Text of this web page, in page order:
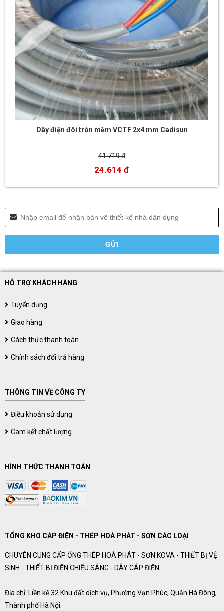
Dây điện đôi tròn mềm VCTF 2x4 mm Cadisun
41.719 đ
24.614 đ
HỖ TRỢ KHÁCH HÀNG
Tuyển dụng
Giao hàng
Cách thức thanh toán
Chính sách đổi trả hàng
THÔNG TIN VỀ CÔNG TY
Điều khoản sử dụng
Cam kết chất lượng
HÌNH THỨC THANH TOÁN
TỔNG KHO CÁP ĐIỆN - THÉP HOÀ PHÁT - SƠN CÁC LOẠI
CHUYÊN CUNG CẤP ỐNG THÉP HOÀ PHÁT - SƠN KOVA - THIẾT BỊ VỆ
SINH - THIẾT BỊ ĐIỆN CHIẾU SÁNG - DÂY CÁP ĐIỆN
Địa chỉ: Liền kề 32 Khu đất dịch vụ, Phường Vạn Phúc, Quận Hà Đông,
Thành phố Hà Nội.